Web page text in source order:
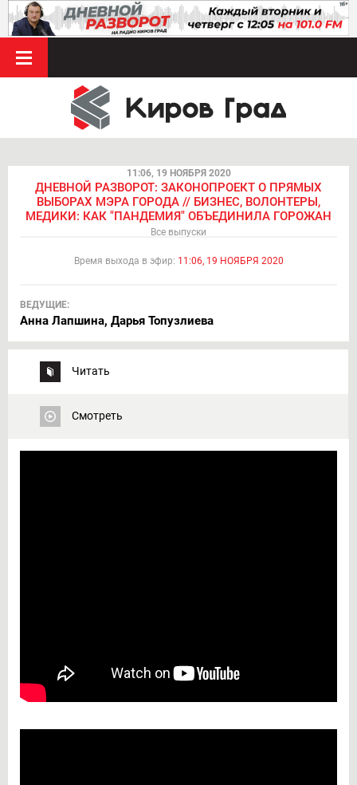
11:06, 19 НОЯБРЯ 2020
ДНЕВНОЙ РАЗВОРОТ: ЗАКОНОПРОЕКТ О ПРЯМЫХ
ВЫБОРАХ МЭРА ГОРОДА // БИЗНЕС, ВОЛОНТЕРЫ,
МЕДИКИ: КАК "ПАНДЕМИЯ" ОБЪЕДИНИЛА ГОРОЖАН
Все выпуски
Время выхода в эфир: 11:06, 19 НОЯБРЯ 2020
ВЕДУЩИЕ:
Анна Лапшина, Дарья Топузлиева
Читать
Смотреть